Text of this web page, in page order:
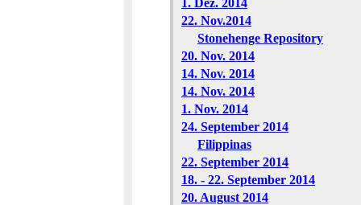
1. Dez. 2014
22. Nov.2014
Stonehenge Repository
20. Nov. 2014
14. Nov. 2014
14. Nov. 2014
1. Nov. 2014
24. September 2014
Filippinas
22. September 2014
18. - 22. September 2014
20. August 2014